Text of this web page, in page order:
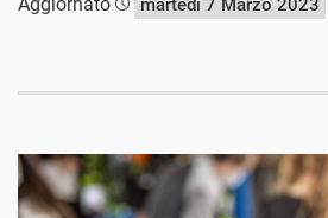
Aggiornato
martedì 7 Marzo 2023